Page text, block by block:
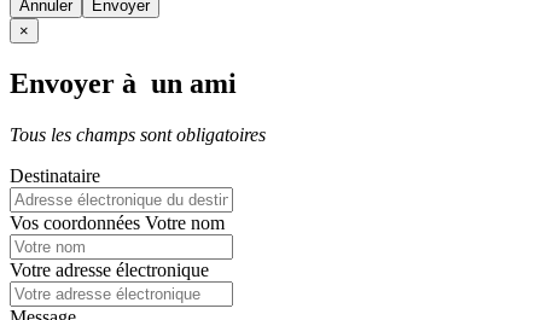
Annuler
×
Envoyer à un ami
Tous les champs sont obligatoires
Destinataire
Vos coordonnées Votre nom
Votre adresse électronique